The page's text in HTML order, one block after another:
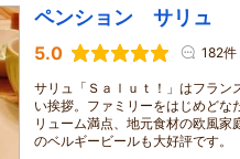
ペンション サリュ
5.0 182件
サリュ「Ｓａｌｕｔ！」はフラン
い挨拶。ファミリーをはじめどな
リューム満点、地元食材の欧風家
のベルギービールも大好評です。